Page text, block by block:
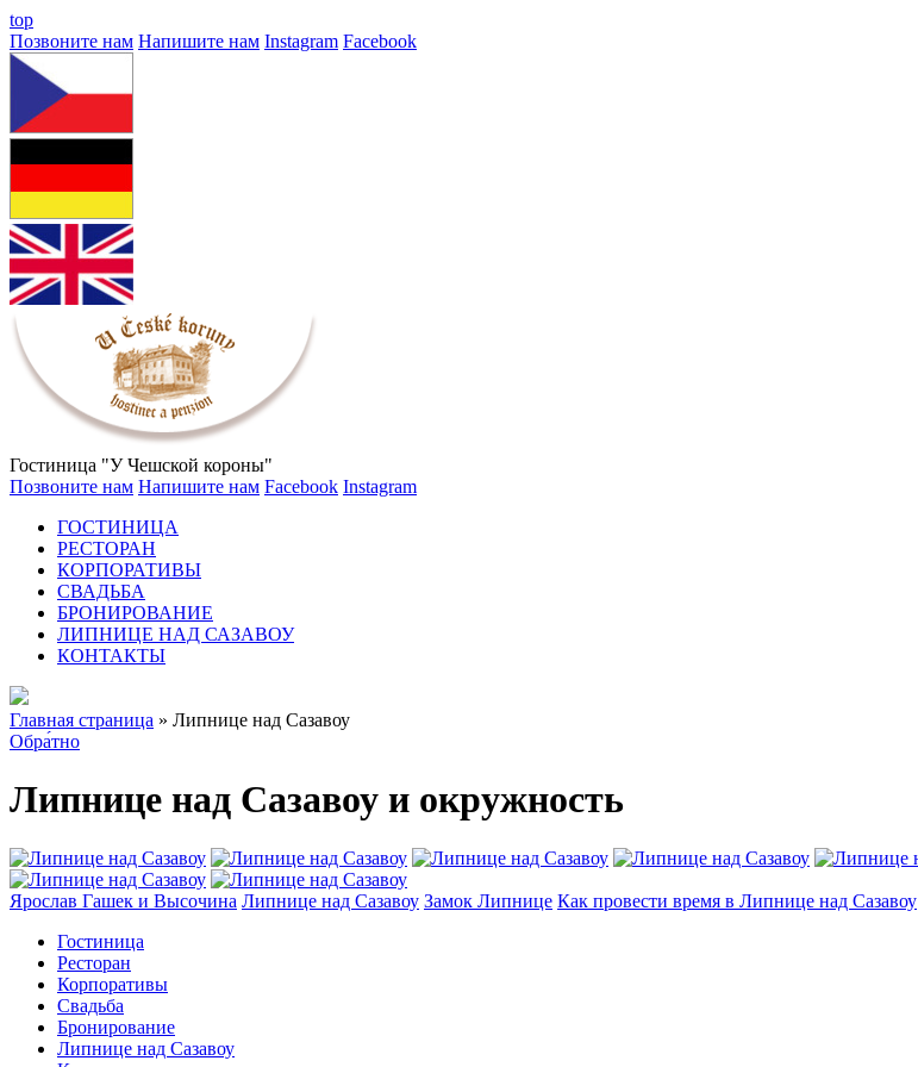
top
Позвоните нам Напишите нам Instagram Facebook
Гостиница "У Чешской короны"
Позвоните нам Напишите нам Facebook Instagram
ГОСТИНИЦА
РЕСТОРАН
КОРПОРАТИВЫ
СВАДЬБА
БРОНИРОВАНИЕ
ЛИПНИЦЕ НАД САЗАВОУ
КОНТАКТЫ
Главная страница » Липнице над Сазавоу
Обра́тнo
Липнице над Сазавоу и окружность
Ярослав Гашек и Высочина Липнице над Сазавоу Замок Липнице Как провести время в Липнице над Сазавоу
Гостиница
Ресторан
Корпоративы
Свадьба
Бронирование
Липнице над Сазавоу